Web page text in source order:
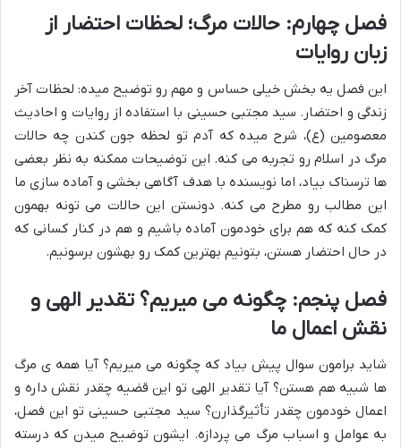
فصل چهارم: حالات مرگ؛ لحظات احتضار از
زبان روایات
این فصل یه بخش خیلی حساس و مهم رو توضیح میده: لحظات آخر
زندگی و احتضار. سید مجتبی حسینی با استفاده از روایات و احادیث
معصومین (ع)، شرح میده که آدم تو لحظه جون کندن چه حالات
مرگ در اسلام رو تجربه می کنه. این توضیحات ممکنه به نظر بعضی
ها ترسناک بیاد، اما نویسنده با هدف آگاهی بخشی و آماده سازی ما
این مطالب رو مطرح می کنه. دونستن این حالات می تونه بهمون
کمک کنه که هم برای خودمون آماده باشیم و هم در کنار کسانی که
در حال احتضار هستن، بتونیم بهترین کمک رو بهشون برسونیم.
فصل پنجم: چگونه می میریم؟ تقدیر الهی و
نقش اعمال ما
شاید برامون سوال پیش بیاد که چگونه می میریم؟ آیا همه ی مرگ
ها شبیه هم هستن؟ آیا تقدیر الهی تو این قضیه چقدر نقش داره و
اعمال خودمون چقدر تأثیرگذارن؟ سید مجتبی حسینی تو این فصل،
به عوامل و اسباب مرگ می پردازه. ایشون توضیح میدن که درسته